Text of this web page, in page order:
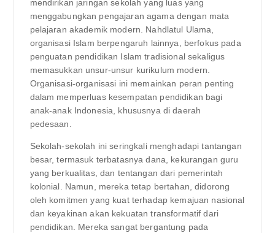
mendirikan jaringan sekolah yang luas yang
menggabungkan pengajaran agama dengan mata
pelajaran akademik modern. Nahdlatul Ulama,
organisasi Islam berpengaruh lainnya, berfokus pada
penguatan pendidikan Islam tradisional sekaligus
memasukkan unsur-unsur kurikulum modern.
Organisasi-organisasi ini memainkan peran penting
dalam memperluas kesempatan pendidikan bagi
anak-anak Indonesia, khususnya di daerah
pedesaan.
Sekolah-sekolah ini seringkali menghadapi tantangan
besar, termasuk terbatasnya dana, kekurangan guru
yang berkualitas, dan tentangan dari pemerintah
kolonial. Namun, mereka tetap bertahan, didorong
oleh komitmen yang kuat terhadap kemajuan nasional
dan keyakinan akan kekuatan transformatif dari
pendidikan. Mereka sangat bergantung pada